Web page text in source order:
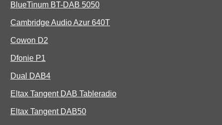
BlueTinum BT-DAB 5050
Cambridge Audio Azur 640T
Cowon D2
Dfonie P1
Dual DAB4
Eltax Tangent DAB Tableradio
Eltax Tangent DAB50